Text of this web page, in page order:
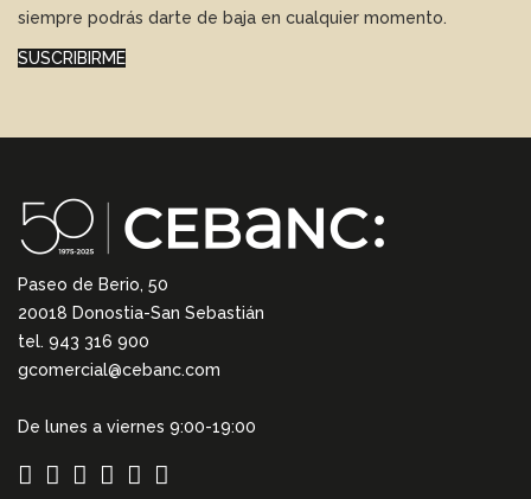
siempre podrás darte de baja en cualquier momento.
SUSCRIBIRME
Paseo de Berio, 50
20018 Donostia-San Sebastián
tel. 943 316 900
gcomercial@cebanc.com
De lunes a viernes 9:00-19:00